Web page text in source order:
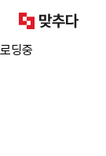
로딩중